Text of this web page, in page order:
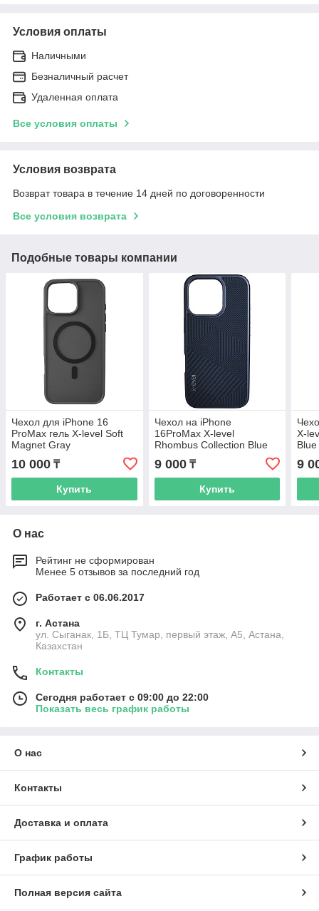
Условия оплаты
Наличными
Безналичный расчет
Удаленная оплата
Все условия оплаты
Условия возврата
Возврат товара в течение 14 дней по договоренности
Все условия возврата
Подобные товары компании
Чехол для iPhone 16
ProMax гель X-level Soft
Magnet Gray
10 000 ₸
Купить
Чехол на iPhone
16ProMax X-level
Rhombus Collection Blue
9 000₸
Купить
X-
Blue
9
О нас
Рейтинг не сформирован
Менее 5 отзывов за последний год
Работает с 06.06.2017
г. Астана
ул. Сыганак, 1Б, ТЦ Тумар, первый этаж, А5, Астана,
Казахстан
Контакты
Сегодня работает с 09:00 до 22:00
Показать весь график работы
О нас
Контакты
Доставка и оплата
График работы
Полная версия сайта